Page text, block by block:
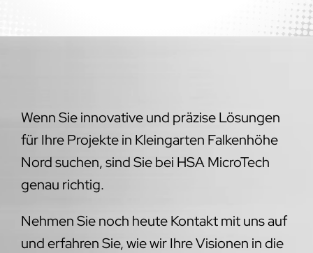
Wenn Sie innovative und präzise Lösungen
für Ihre Projekte in Kleingarten Falkenhöhe
Nord suchen, sind Sie bei HSA MicroTech
genau richtig.
Nehmen Sie noch heute Kontakt mit uns auf
und erfahren Sie, wie wir Ihre Visionen in die